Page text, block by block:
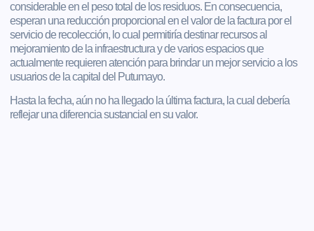
considerable en el peso total de los residuos. En consecuencia,
esperan una reducción proporcional en el valor de la factura por el
servicio de recolección, lo cual permitiría destinar recursos al
mejoramiento de la infraestructura y de varios espacios que
actualmente requieren atención para brindar un mejor servicio a los
usuarios de la capital del Putumayo.
Hasta la fecha, aún no ha llegado la última factura, la cual debería
reflejar una diferencia sustancial en su valor.